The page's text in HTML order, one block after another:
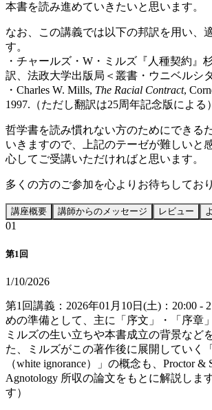
本書を読み進めていきたいと思います。
なお、この講義では以下の邦訳を用い、
す。
・チャールズ・W・ミルズ『人種契約』
訳、法政大学出版局＜叢書・ウニベルシ
・Charles W. Mills, The Racial Contract,
1997.（ただし翻訳は25周年記念版による）
哲学書を読み慣れない方のためにできる
いきますので、上記のテーゼが難しいと
心してご受講いただければと思います。
多くの方のご参加を心よりお待ちしてお
講座概要 講師からのメッセージ レビュー
01
第1回
1/10/2026
第1回講義：2026年01月10日(土)：20:00 -
めの準備として、主に「序文」・「序章
ミルズの生い立ちや本書成立の背景など
た、ミルズがこの著作後に展開していく
（white ignorance）」の概念も、Proctor &
Agnotology 所収の論文をもとに解説しま
す）